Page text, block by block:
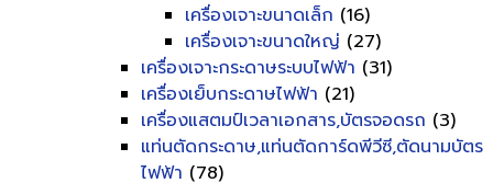
เครื่องเจาะขนาดเล็ก (16)
เครื่องเจาะขนาดใหญ่ (27)
เครื่องเจาะกระดาษระบบไฟฟ้า (31)
เครื่องเย็บกระดาษไฟฟ้า (21)
เครื่องแสตมป์เวลาเอกสาร,บัตรจอดรถ (3)
แท่นตัดกระดาษ,แท่นตัดการ์ดพีวีซี,ตัดนามบัตร
ไฟฟ้า (78)